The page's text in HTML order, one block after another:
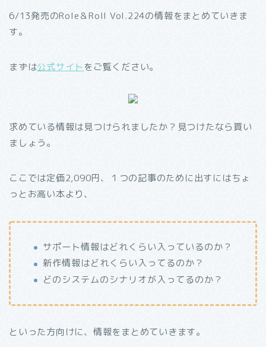
6/13発売のRole＆Roll Vol.224の情報をまとめていきま
す。
まずは公式サイト をご覧ください。
求めている情報は見つけられましたか？見つけたなら買い
ましょう。
ここでは定価2,090円、１つの記事のために出すにはちょ
っとお高い本より、
サポート情報はどれくらい入っているのか？
新作情報はどれくらい入ってるのか？
どのシステムのシナリオが入ってるのか？
といった方向けに、情報をまとめていきます。